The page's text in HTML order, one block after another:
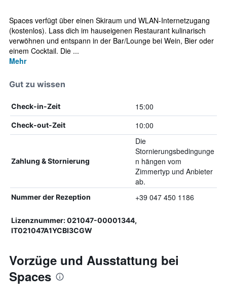
Spaces verfügt über einen Skiraum und WLAN-Internetzugang
(kostenlos). Lass dich im hauseigenen Restaurant kulinarisch
verwöhnen und entspann in der Bar/Lounge bei Wein, Bier oder
einem Cocktail. Die ...
Mehr
Gut zu wissen
Check-in-Zeit 15:00
Check-out-Zeit 10:00
Zahlung & Stornierung
Die
Stornierungsbedingunge
n hängen vom
Zimmertyp und Anbieter
ab.
Nummer der Rezeption +39 047 450 1186
Lizenznummer: 021047-00001344,
IT021047A1YCBI3CGW
Vorzüge und Ausstattung bei
Spaces